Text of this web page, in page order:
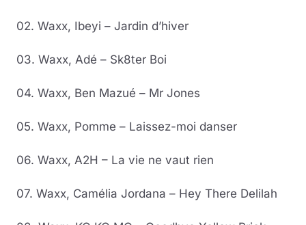
02. Waxx, Ibeyi – Jardin d’hiver
03. Waxx, Adé – Sk8ter Boi
04. Waxx, Ben Mazué – Mr Jones
05. Waxx, Pomme – Laissez-moi danser
06. Waxx, A2H – La vie ne vaut rien
07. Waxx, Camélia Jordana – Hey There Delilah